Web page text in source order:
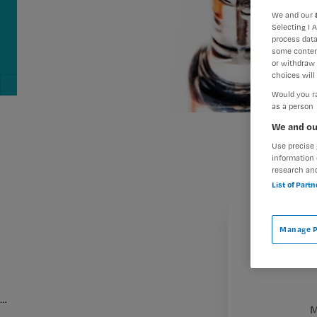
…
We and our
Selecting I
process
some
or withdraw
choices will
Would you
as a person
We and
Use
information
research
List of
Manage